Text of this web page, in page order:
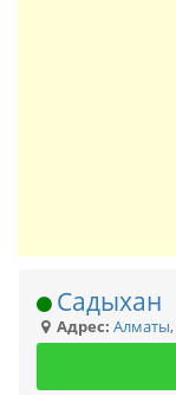
Садыхан
Адрес: Алматы,